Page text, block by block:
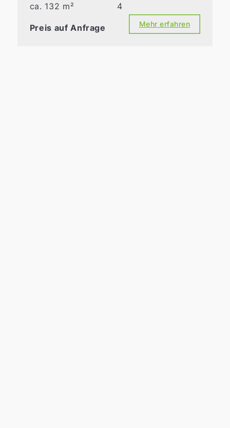
ca. 132 m² 4
Preis auf Anfrage Mehr erfahren